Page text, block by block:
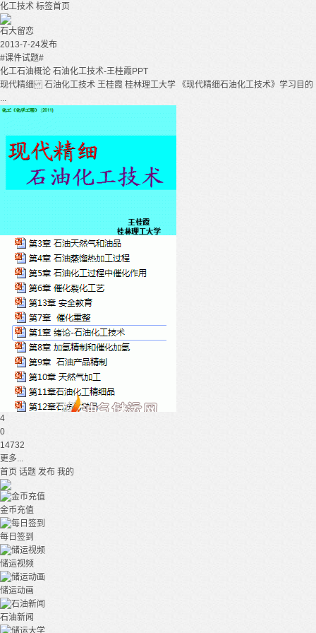
化工技术 标签首页
石大留恋
2013-7-24发布
#课件试题#
化工石油概论 石油化工技术-王桂霞PPT
现代精细 石油化工技术 王桂霞 桂林理工大学 《现代精细石油化工技术》学习目的
...
4
0
14732
更多...
首页 话题 发布 我的
金币充值
每日签到
储运视频
储运动画
石油新闻